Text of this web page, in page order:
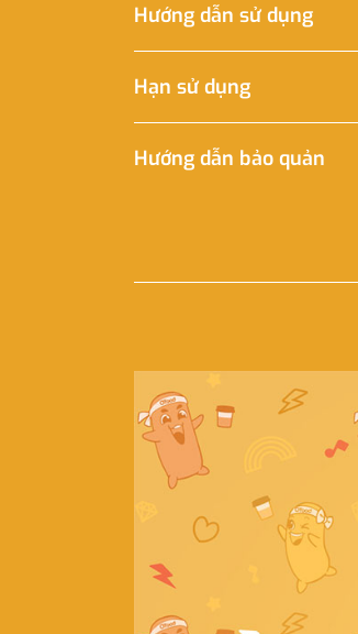
Hướng dẫn sử dụng
Hạn sử dụng
Hướng dẫn bảo quản